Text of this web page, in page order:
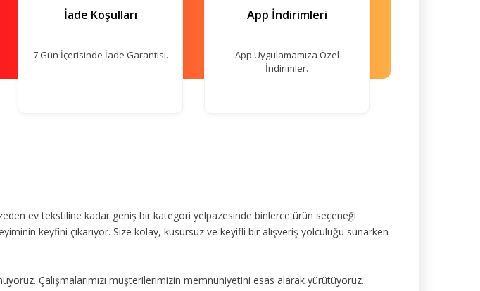
İade Koşulları
7 Gün İçerisinde İade Garantisi.
App İndirimleri
App Uygulamamıza Özel
İndirimler.
ev tekstiline kadar geniş bir kategori yelpazesinde binlerce ürün seçeneği
keyfini çıkarıyor. Size kolay, kusursuz ve keyifli bir alışveriş yolculuğu sunarken
Çalışmalarımızı müşterilerimizin memnuniyetini esas alarak yürütüyoruz.